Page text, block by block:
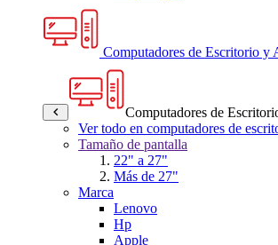
Computadores de Escritorio y
Computadores de
Ver todo en computadores de
Tamaño de pantalla
22" a 27"
Más de 27"
Marca
Lenovo
Hp
Apple